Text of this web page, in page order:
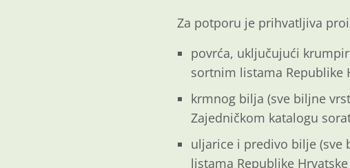
Za potporu je prihvatljiva
povrća, uključujući
sortnim listama Republike
krmnog bilja (sve biljne
Zajedničkom katalogu
uljarice i predivo bilje (sve
listama Republike